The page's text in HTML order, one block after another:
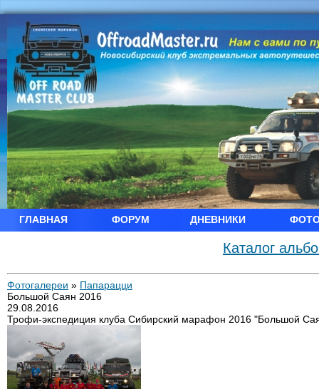
ГЛАВНАЯ ФОРУМ ДНЕВНИКИ
Каталог
Фотогалереи » Папарацци
Большой Саян 2016
29.08.2016
Трофи-экспедиция клуба Сибирский марафон 2016 "Большой